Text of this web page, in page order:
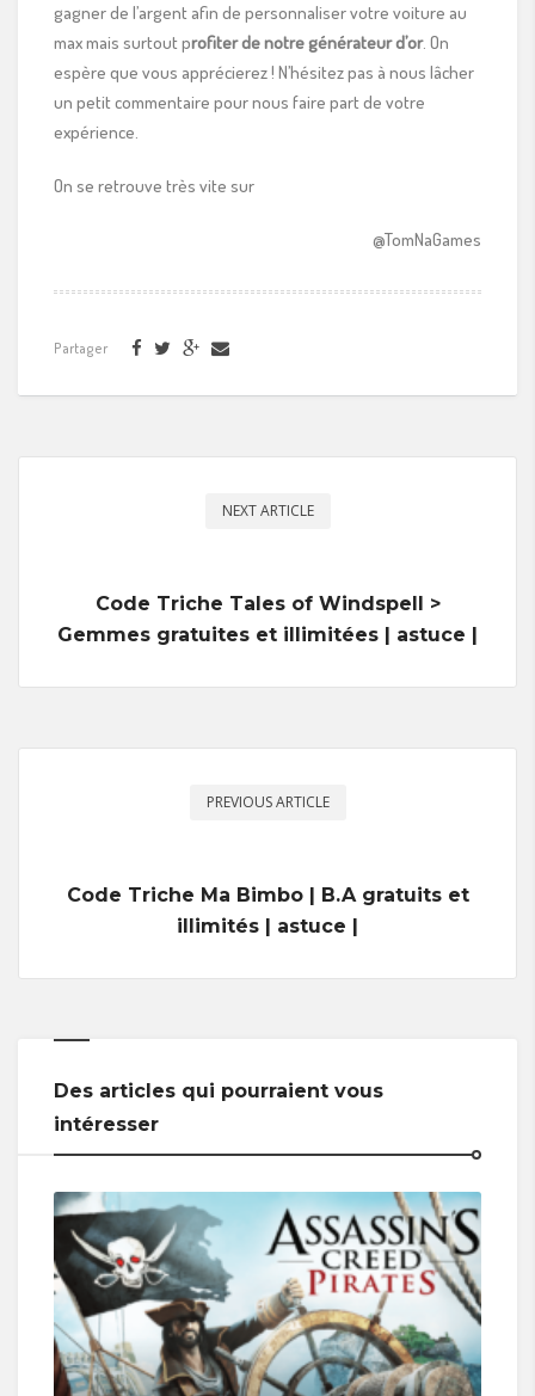
gagner de l’argent afin de personnaliser votre voiture au
max mais surtout profiter de notre générateur d’or. On
espère que vous apprécierez ! N’hésitez pas à nous lâcher
un petit commentaire pour nous faire part de votre
expérience.
On se retrouve très vite sur
@TomNaGames
Partager
NEXT ARTICLE
Code Triche Tales of Windspell >
Gemmes gratuites et illimitées | astuce |
PREVIOUS ARTICLE
Code Triche Ma Bimbo | B.A gratuits et
illimités | astuce |
Des articles qui pourraient vous
intéresser